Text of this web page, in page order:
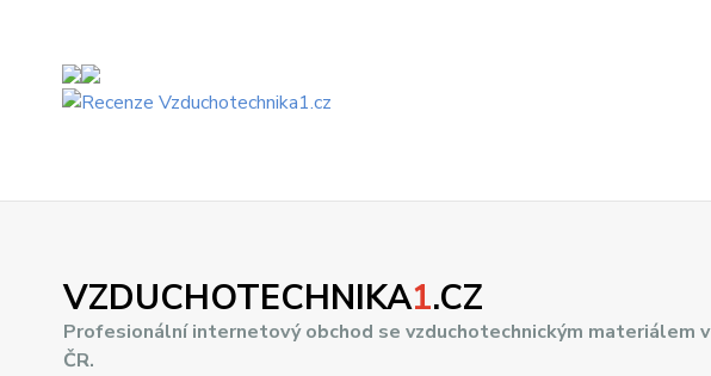
VZDUCHOTECHNIKA1.CZ
Profesionální internetový obchod se vzduchotechnickým materiálem v
ČR.